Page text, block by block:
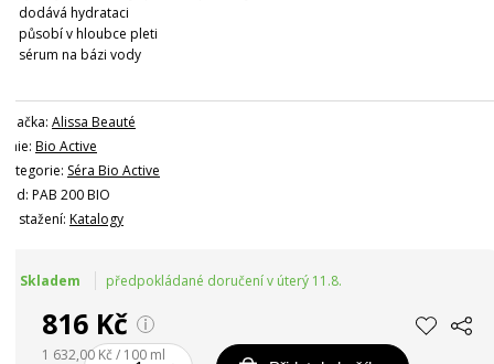
dodává hydrataci
působí v hloubce pleti
sérum na bázi vody
Značka: Alissa Beauté
Linie: Bio Active
Kategorie: Séra Bio Active
Kód: PAB 200 BIO
Ke stažení: Katalogy
Skladem předpokládané doručení v úterý 11.8.
816 Kč
1 632,00 Kč / 100 ml